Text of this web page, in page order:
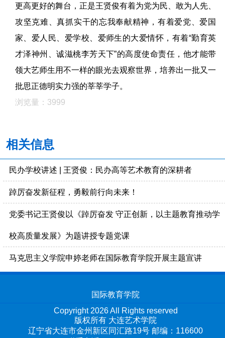
更高更好的舞台，正是王贤俊有着为党为民、敢为人先、
攻坚克难、真抓实干的忘我奉献精神，有着爱党、爱国
家、爱人民、爱学校、爱师生的大爱情怀，有着“勤育英
才泽神州、诚滋桃李芳天下”的高度使命责任，他才能带
领大艺师生用不一样的眼光去观察世界，培养出一批又一
批思正德明实力强的莘莘学子。
浏览量：3999
相关信息
民办学校讲述 | 王贤俊：民办高等艺术教育的深耕者
踔厉奋发新征程，勇毅前行向未来！
党委书记王贤俊以《踔厉奋发 守正创新，以主题教育推动学
校高质量发展》为题讲授专题党课
马克思主义学院申婷老师在国际教育学院开展主题宣讲
国际教育学院
Copyright 2026 All Rights reserved
版权所有 大连艺术学院
辽宁省大连市金州新区同汇路19号 邮编：116600